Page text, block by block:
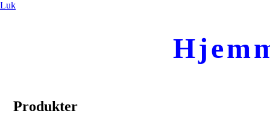
Luk
Produkter